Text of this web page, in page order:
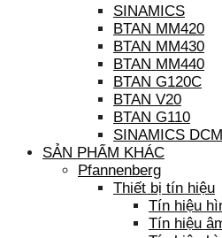
SINAMICS
BTAN MM420
BTAN MM430
BTAN MM440
BTAN G120C
BTAN V20
BTAN G110
SINAMICS DCM
SẢN PHẨM KHÁC
Pfannenberg
Thiết bị tín hiệu
Tín hiệu
Tín hiệu